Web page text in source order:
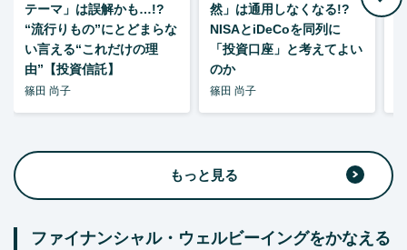
テーマ」は誤解かも…!?
“流行りもの”にとどまらな
い言える“これだけの理
由”【投資信託】
篠田 尚子
然」は通用しなくなる!?
NISAとiDeCoを同列に
「投資口座」と考えてよい
のか
篠田 尚子
もっと見る
ファイナンシャル・ウェルビーイングをかなえる